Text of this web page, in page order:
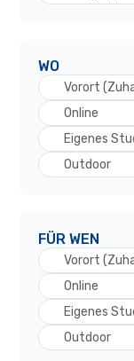
WO
Vorort
Online
Eigenes
Outdoor
FÜR WEN
Vorort
Online
Eigenes
Outdoor